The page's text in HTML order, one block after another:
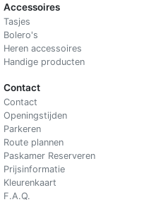
Accessoires
Tasjes
Bolero's
Heren accessoires
Handige producten
Contact
Contact
Openingstijden
Parkeren
Route plannen
Paskamer Reserveren
Prijsinformatie
Kleurenkaart
F.A.Q.